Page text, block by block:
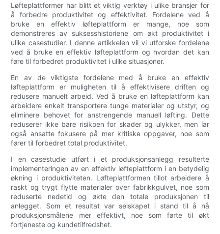
Løfteplattformer har blitt et viktig verktøy i ulike bransjer for
å forbedre produktivitet og effektivitet. Fordelene ved å
bruke en effektiv løfteplattform er mange, noe som
demonstreres av suksesshistoriene om økt produktivitet i
ulike casestudier. I denne artikkelen vil vi utforske fordelene
ved å bruke en effektiv løfteplattform og hvordan det kan
føre til forbedret produktivitet i ulike situasjoner.
En av de viktigste fordelene med å bruke en effektiv
løfteplattform er muligheten til å effektivisere driften og
redusere manuelt arbeid. Ved å bruke en løfteplattform kan
arbeidere enkelt transportere tunge materialer og utstyr, og
eliminere behovet for anstrengende manuell løfting. Dette
reduserer ikke bare risikoen for skader og ulykker, men lar
også ansatte fokusere på mer kritiske oppgaver, noe som
fører til forbedret total produktivitet.
I en casestudie utført i et produksjonsanlegg resulterte
implementeringen av en effektiv løfteplattform i en betydelig
økning i produktiviteten. Løfteplattformen tillot arbeidere å
raskt og trygt flytte materialer over fabrikkgulvet, noe som
reduserte nedetid og økte den totale produksjonen til
anlegget. Som et resultat var selskapet i stand til å nå
produksjonsmålene mer effektivt, noe som førte til økt
fortjeneste og kundetilfredshet.